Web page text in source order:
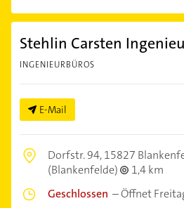
Stehlin Carsten
INGENIEURBÜROS
E-Mail
Dorfstr. 94,15827
(Blankenfelde)
1,4 km
Geschlossen –Öffnet